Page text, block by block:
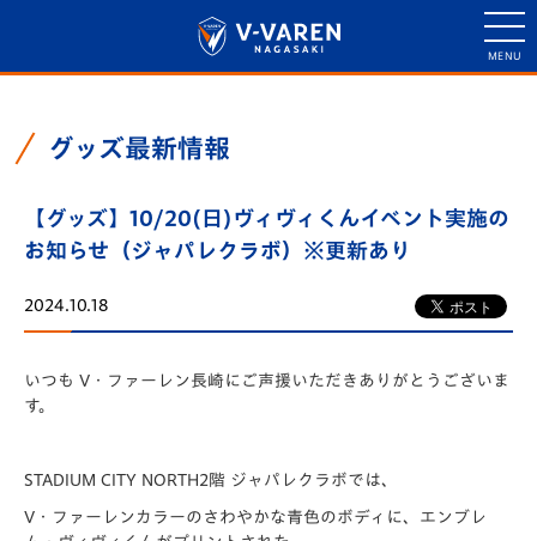
グッズ最新情報
【グッズ】10/20(日)ヴィヴィくんイベント実施の
お知らせ（ジャパレクラボ）※更新あり
2024.10.18
いつも V・ファーレン長崎にご声援いただきありがとうございま
す。
STADIUM CITY NORTH2階 ジャパレクラボでは、
V・ファーレンカラーのさわやかな青色のボディに、エンブレ